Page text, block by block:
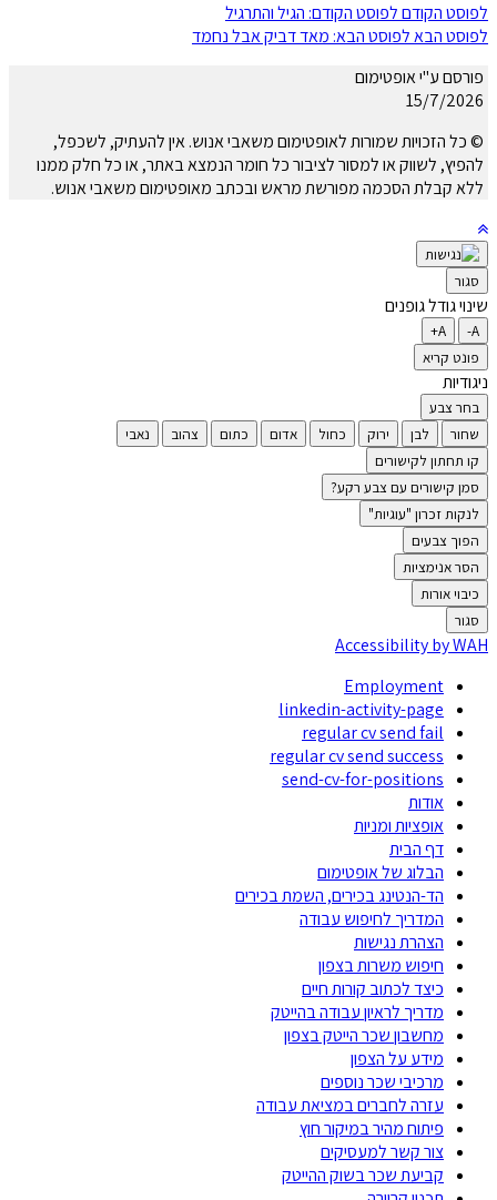
לפוסט הקודםלפוסט הקודם: הגיל והתרגיל
לפוסט הבאלפוסט הבא: מאד דביק אבל נחמד
פורסם ע"י אופטימום
15/7/2026
© כל הזכויות שמורות לאופטימום משאבי אנוש. אין להעתיק, לשכפל,
להפיץ, לשווק או למסור לציבור כל חומר הנמצא באתר, או כל חלק ממנו
ללא קבלת הסכמה מפורשת מראש ובכתב מאופטימום משאבי אנוש.
סגור
שינוי גודל גופנים
A-
A+
פונט קריא
ניגודיות
בחר צבע
שחור
לבן ירוק כחול אדום כתום צהוב
נאבי
קו תחתון לקישורים
סמן קישורים עם צבע רקע?
לנקות זכרון "עוגיות"
הפוך צבעים
הסר אנימציות
כיבוי אורות
סגור
Accessibility by WAH
Employment
linkedin-activity-page
regular cv send fail
regular cv send success
send-cv-for-positions
אודות
אופציות ומניות
דף הבית
הבלוג של אופטימום
הד-הנטינג בכירים, השמת בכירים
המדריך לחיפוש עבודה
הצהרת נגישות
חיפוש משרות בצפון
כיצד לכתוב קורות חיים
מדריך לראיון עבודה בהייטק
מחשבון שכר הייטק בצפון
מידע על הצפון
מרכיבי שכר נוספים
עזרה לחברים במציאת עבודה
פיתוח מהיר במיקור חוץ
צור קשר למעסיקים
קביעת שכר בשוק ההייטק